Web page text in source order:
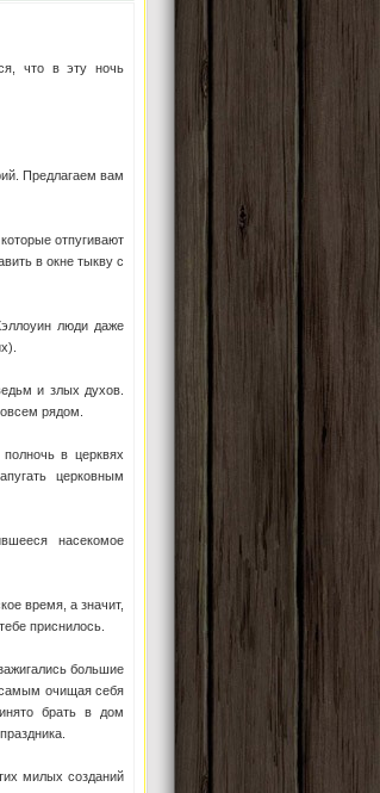
что в эту ночь
Предлагаем вам
отпугивают
в окне тыкву с
люди даже
и злых духов.
рядом.
в церквях
церковным
насекомое
время, а значит,
приснилось.
большие
самым очищая себя
брать в дом
милых созданий